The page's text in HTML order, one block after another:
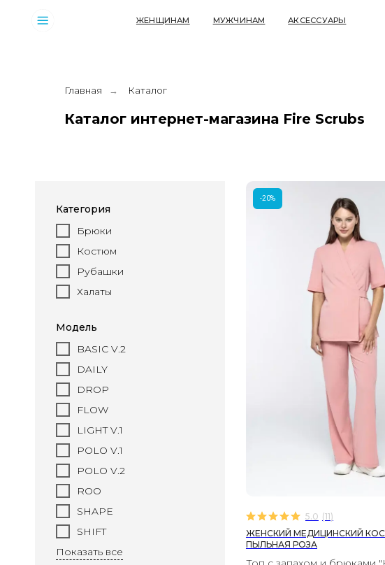
ЖЕНЩИНАМ МУЖЧИНАМ АКСЕССУАРЫ
Главная → Каталог
Каталог интернет-магазина Fire Scrubs
Категория
Брюки
Костюм
Рубашки
Халаты
Модель
BASIC V.2
DAILY
DROP
FLOW
LIGHT V.1
POLO V.1
POLO V.2
ROO
SHAPE
SHIFT
Показать все
-20%
5.0 (11)
ЖЕНСКИЙ МЕДИЦИНСКИЙ
ПЫЛЬНАЯ РОЗА